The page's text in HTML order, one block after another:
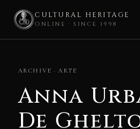
CULTURAL HERITAGE
ONLINE · SINCE 1998
contentARCHIVE · ARTE
Anna
De